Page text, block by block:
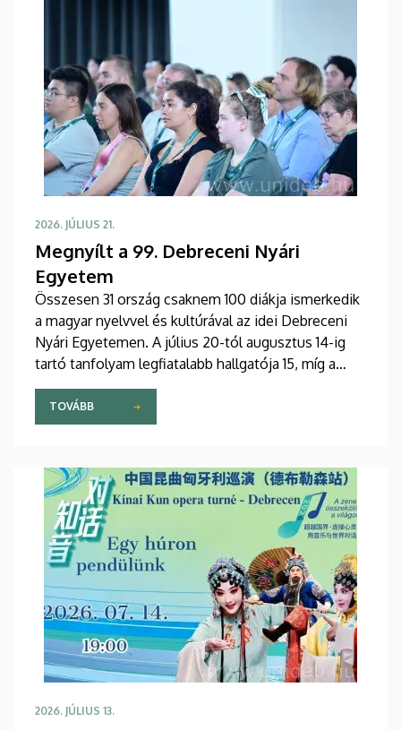
2026. JÚLIUS 21.
Megnyílt a 99. Debreceni Nyári
Egyetem
Összesen 31 ország csaknem 100 diákja ismerkedik
a magyar nyelvvel és kultúrával az idei Debreceni
Nyári Egyetemen. A július 20-tól augusztus 14-ig
tartó tanfolyam legfiatalabb hallgatója 15, míg a
legidősebb 80 éves. Az Egyetemi Templomban
tartott hétfői ünnepélyes megnyitón átadták az
ösztöndíjasok okleveleit.
TOVÁBB
2026. JÚLIUS 13.